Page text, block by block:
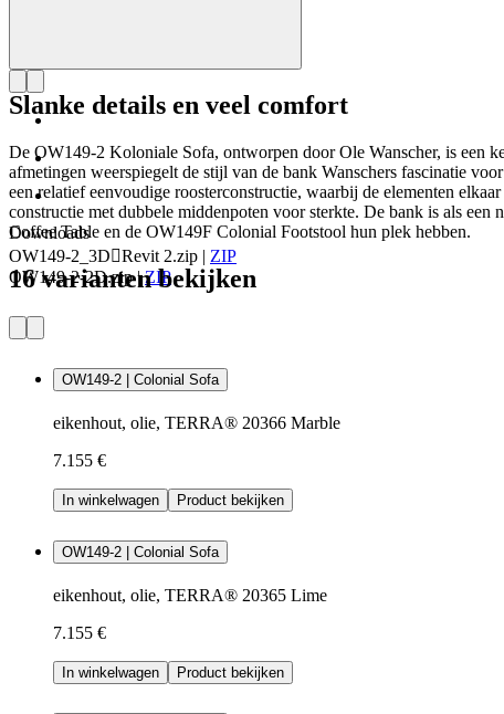
Downloads
OW149-2_3DRevit 2.zip | ZIP
OW149-2-2D.zip|ZIP
Slanke details en veel comfort
De OW149-2 Koloniale Sofa, ontworpen door Ole Wanscher, is een
afmetingen weerspiegelt de stijl van de bank Wanschers fascinatie
een relatief eenvoudige roosterconstructie, waarbij de elementen
constructie met dubbele middenpoten voor sterkte. De bank is als
Coffee Table en de OW149F Colonial Footstool hun plek hebben.
16 varianten bekijken
OW149-2 | Colonial Sofa
eikenhout, olie, TERRA® 20366 Marble
7.155 €
In winkelwagen Product bekijken
OW149-2 | Colonial Sofa
eikenhout, olie, TERRA® 20365 Lime
7.155 €
In winkelwagen Product bekijken